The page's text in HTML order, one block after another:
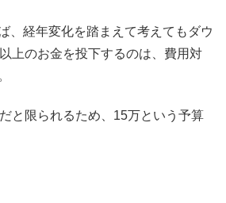
、経年変化を踏まえて考えてもダウ
上のお金を投下するのは、費用対
と限られるため、15万という予算